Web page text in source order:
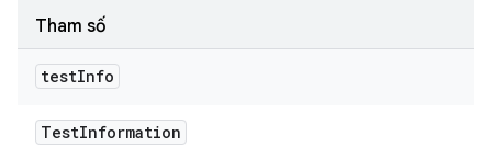
Tham số
testInfo
TestInformation